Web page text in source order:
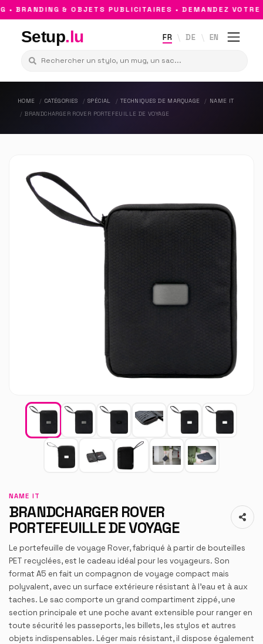
BRANDING & OBJETS PUBLICITAIRES • DEMANDEZ VOTRE
Setup.lu FR DE EN
HOME CATÉGORIES SPÉCIAL TECHNIQUES DE MARQUAGE
NAME IT
BRANDCHARGER ROVER PORTEFEUILLE DE VOYAGE
NAME IT
BRANDCHARGER ROVER
PORTEFEUILLE DE VOYAGE
Le portefeuille de voyage Rover, fabriqué à partir de bouteilles
PET recyclées, est le cadeau idéal pour les voyageurs. Son
format A5 en fait un compagnon de voyage compact mais
polyvalent, avec un surface extérieure résistant à l'eau et à aux
taches. Le sac comporte un grand compartiment zippé, une
section principale et une poche avant extensible pour ranger en
toute sécurité les passeports, les billets, les stylos et autres
objets indispensables. Léger mais résistant, il dispose également